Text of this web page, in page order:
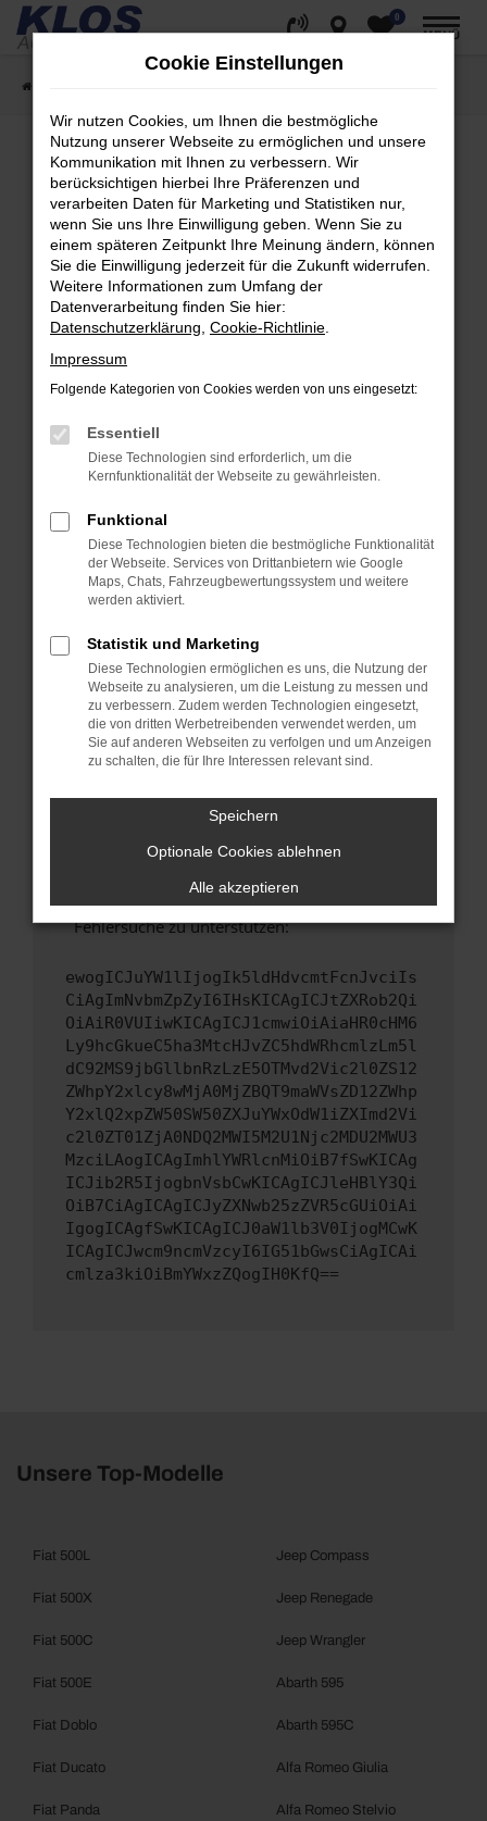
Zum
springen
0
MENÜ
Fehler: Network Error
Beim Laden ist ein Fehler aufgetreten.
Hier sind ein paar Tipps, die dir helfen können:
Überprüfe deine Firewall und deine
Internetverbindung.
Laden andere Webseiten, zum Beispiel deine
Suchmaschine?
Prüfe deine Browsererweiterungen.
Manche Erweiterungen, wie Werbeblocker,
können das Laden bestimmter Seiten
verhindern. Funktioniert die Seite in einem
Fenster?
Starte dein Gerät neu.
Das kann manchmal helfen, vorübergehende
Probleme zu beheben.
Betriebssystem auf dem neuesten Stand
sind.
Veraltete Software birgt nicht nur ein
Sicherheitsrisiko, sondern kann auch dazu
führen, dass bestimmte Funktionen nicht mehr
unterstützt werden.
Wende dich an den Webseitenbetreiber.
Wenn du alle oben genannten Schritte versucht
hast, kontaktiere uns bitte. Wir werden
versuchen, das Problem zu beheben. Du kannst
uns diesen Text schicken, um uns bei der
Fehlersuche zu unterstützen:
ewogICJuYW1lIjogIk5ldHdvcmtFcnJvciIs
CiAgImNvbmZpZyI6IHsKICAgICJtZXRob2Qi
OiAiR0VUIiwKICAgICJ1cmwiOiAiaHR0cHM6
Ly9hcGkueC5ha3MtcHJvZC5hdWRhcmlzLm5l
dC92MS9jbGllbnRzLzE5OTMvd2Vic2l0ZS12
ZWhpY2xlcy8wMjA0MjZBQT9maWVsZD12ZWhp
Y2xlQ2xpZW50SW50ZXJuYWxOdW1iZXImd2Vi
c2l0ZT01ZjA0NDQ2MWI5M2U1Njc2MDU2MWU3
MzciLAogICAgImhlYWRlcnMiOiB7fSwKICAg
ICJib2R5IjogbnVsbCwKICAgICJleHBlY3Qi
OiB7CiAgICAgICJyZXNwb25zZVR5cGUiOiAi
IgogICAgfSwKICAgICJ0aW1lb3V0IjogMCwK
ICAgICJwcm9ncmVzcyI6IG51bGwsCiAgICAi
cmlza3kiOiBmYWxzZQogIH0KfQ==
Unsere Top-Modelle
Fiat 500L
Fiat 500X
Fiat 500C
Fiat 500E
Fiat Doblo
Fiat Ducato
Fiat Panda
Jeep Compass
Jeep Renegade
Jeep Wrangler
Abarth 595
Abarth 595C
Alfa Romeo Giulia
Alfa Romeo Stelvio
Cookie Einstellungen
Wir nutzen Cookies, um Ihnen die bestmögliche
Nutzung unserer Webseite zu ermöglichen und unsere
Kommunikation mit Ihnen zu verbessern. Wir
berücksichtigen hierbei Ihre Präferenzen und
verarbeiten Daten für Marketing und Statistiken nur,
wenn Sie uns Ihre Einwilligung geben. Wenn Sie zu
einem späteren Zeitpunkt Ihre Meinung ändern, können
Sie die Einwilligung jederzeit für die Zukunft widerrufen.
Weitere Informationen zum Umfang der
Datenverarbeitung finden Sie hier:
Datenschutzerklärung Cookie-Richtlinie
Impressum
Folgende Kategorien von Cookies werden von uns eingesetzt:
Essentiell
Diese Technologien sind erforderlich, um die
Kernfunktionalität der Webseite zu gewährleisten.
Funktional
Diese Technologien bieten die bestmögliche Funktionalität
der Webseite. Services von Drittanbietern wie Google
Maps, Chats, Fahrzeugbewertungssystem und weitere
werden aktiviert.
Statistik und Marketing
Diese Technologien ermöglichen es uns, die Nutzung der
Webseite zu analysieren, um die Leistung zu messen und
zu verbessern. Zudem werden Technologien eingesetzt,
die von dritten Werbetreibenden verwendet werden, um
Sie auf anderen Webseiten zu verfolgen und um Anzeigen
zu schalten, die für Ihre Interessen relevant sind.
Speichern
Optionale Cookies ablehnen
Alle akzeptieren